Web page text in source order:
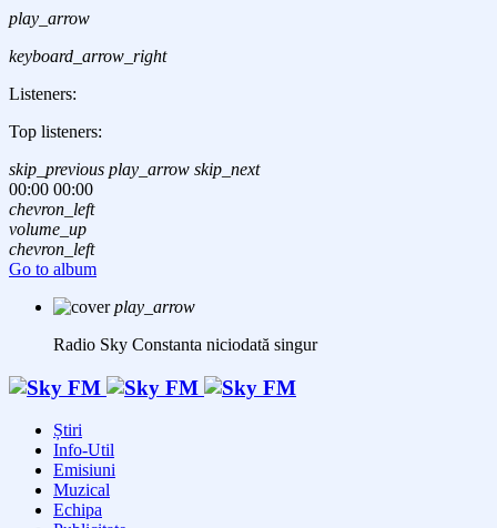
play_arrow
keyboard_arrow_right
Listeners:
Top listeners:
skip_previous play_arrow skip_next
00:00 00:00
chevron_left
volume_up
chevron_left
Go to album
play_arrow
Radio Sky Constanta niciodată singur
Știri
Info-Util
Emisiuni
Muzical
Echipa